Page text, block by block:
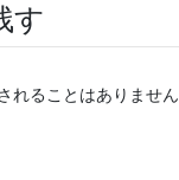
す
れることはありません